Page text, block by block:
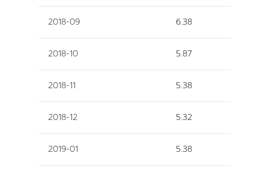
2018-09 6.38
2018-10 5.87
2018-11 5.38
2018-12 5.32
2019-01 5.38